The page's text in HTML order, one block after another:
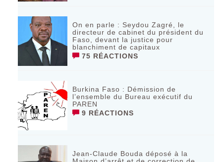
On en parle : Seydou Zagré, le
directeur de cabinet du président du
Faso, devant la justice pour
blanchiment de capitaux
75 RÉACTIONS
Burkina Faso : Démission de
l’ensemble du Bureau exécutif du
PAREN
9 RÉACTIONS
Jean-Claude Bouda déposé à la